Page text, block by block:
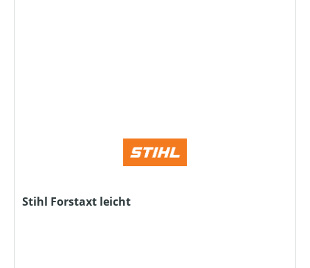
Stihl Forstaxt leicht